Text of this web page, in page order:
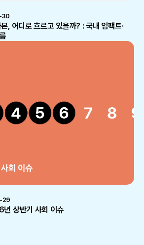
30
, 어디로 흐르고 있을까? : 국내 임팩트·
29
상반기 사회 이슈